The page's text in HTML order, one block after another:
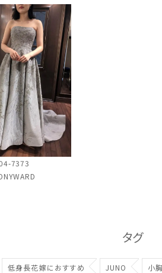
7373
タグ
低身長花嫁におすすめ JUNO 小